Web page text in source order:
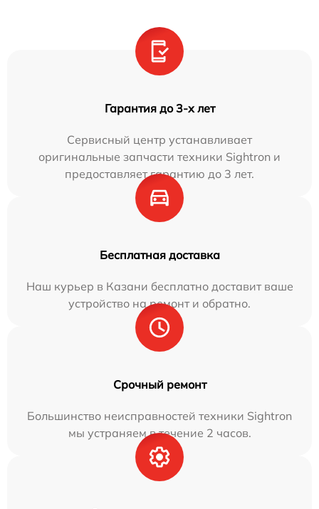
Гарантия до 3-х лет
Сервисный центр устанавливает
оригинальные запчасти техники Sightron и
предоставляет гарантию до 3 лет.
Бесплатная доставка
Наш курьер в Казани бесплатно доставит ваше
устройство на ремонт и обратно.
Срочный ремонт
Большинство неисправностей техники Sightron
мы устраняем в течение 2 часов.